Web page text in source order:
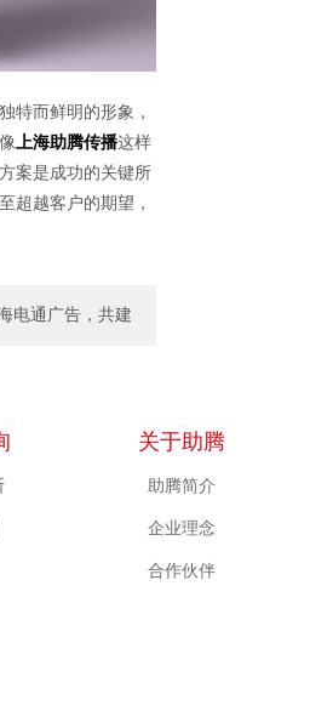
特而鲜明的形象，
上海助腾传播这样
案是成功的关键所
超越客户的期望，
电通广告，共建
关于助腾
助腾简介
企业理念
合作伙伴